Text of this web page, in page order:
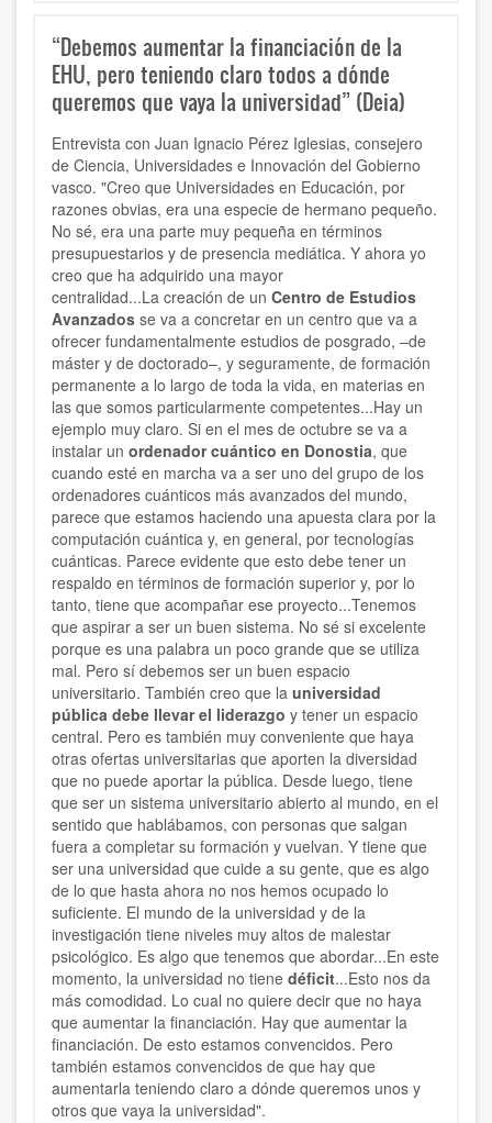
“Debemos aumentar la financiación de la
EHU, pero teniendo claro todos a dónde
queremos que vaya la universidad” (Deia)
Entrevista con Juan Ignacio Pérez Iglesias, consejero
de Ciencia, Universidades e Innovación del Gobierno
vasco. "Creo que Universidades en Educación, por
razones obvias, era una especie de hermano pequeño.
No sé, era una parte muy pequeña en términos
presupuestarios y de presencia mediática. Y ahora yo
creo que ha adquirido una mayor
centralidad...La creación de un Centro de Estudios
Avanzados se va a concretar en un centro que va a
ofrecer fundamentalmente estudios de posgrado, –de
máster y de doctorado–, y seguramente, de formación
permanente a lo largo de toda la vida, en materias en
las que somos particularmente competentes...Hay un
ejemplo muy claro. Si en el mes de octubre se va a
instalar un ordenador cuántico en Donostia, que
cuando esté en marcha va a ser uno del grupo de los
ordenadores cuánticos más avanzados del mundo,
parece que estamos haciendo una apuesta clara por la
computación cuántica y, en general, por tecnologías
cuánticas. Parece evidente que esto debe tener un
respaldo en términos de formación superior y, por lo
tanto, tiene que acompañar ese proyecto...Tenemos
que aspirar a ser un buen sistema. No sé si excelente
porque es una palabra un poco grande que se utiliza
mal. Pero sí debemos ser un buen espacio
universitario. También creo que la universidad
pública debe llevar el liderazgo y tener un espacio
central. Pero es también muy conveniente que haya
otras ofertas universitarias que aporten la diversidad
que no puede aportar la pública. Desde luego, tiene
que ser un sistema universitario abierto al mundo, en el
sentido que hablábamos, con personas que salgan
fuera a completar su formación y vuelvan. Y tiene que
ser una universidad que cuide a su gente, que es algo
de lo que hasta ahora no nos hemos ocupado lo
suficiente. El mundo de la universidad y de la
investigación tiene niveles muy altos de malestar
psicológico. Es algo que tenemos que abordar...En este
momento, la universidad no tiene déficit...Esto nos da
más comodidad. Lo cual no quiere decir que no haya
que aumentar la financiación. Hay que aumentar la
financiación. De esto estamos convencidos. Pero
también estamos convencidos de que hay que
aumentarla teniendo claro a dónde queremos unos y
otros que vaya la universidad".